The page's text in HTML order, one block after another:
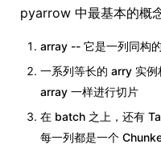
pyarrow 中最基本的概
array -- 它是一列同构
一系列等长的 arry 实
array 一样进行切片
在 batch 之上，还有
每一列都是一个